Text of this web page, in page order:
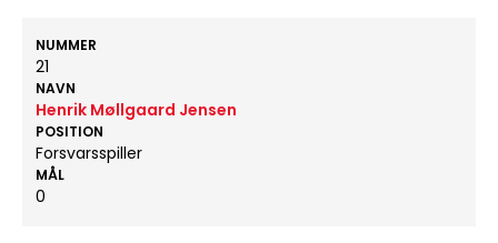
NUMMER
21
NAVN
Henrik Møllgaard Jensen
POSITION
Forsvarsspiller
MÅL
0